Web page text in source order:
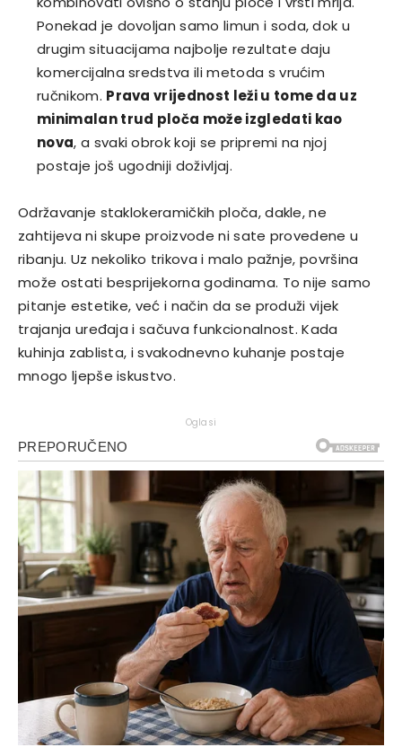
Ponekad je dovoljan samo limun i soda, dok u
drugim situacijama najbolje rezultate daju
komercijalna sredstva ili metoda s vrućim
ručnikom. Prava vrijednost leži u tome da uz
minimalan trud ploča može izgledati kao
nova, a svaki obrok koji se pripremi na njoj
postaje još ugodniji doživljaj.
Održavanje staklokeramičkih ploča, dakle, ne
zahtijeva ni skupe proizvode ni sate provedene u
ribanju. Uz nekoliko trikova i malo pažnje, površina
može ostati besprijekorna godinama. To nije samo
pitanje estetike, već i način da se produži vijek
trajanja uređaja i sačuva funkcionalnost. Kada
kuhinja zablista, i svakodnevno kuhanje postaje
mnogo ljepše iskustvo.
Oglasi